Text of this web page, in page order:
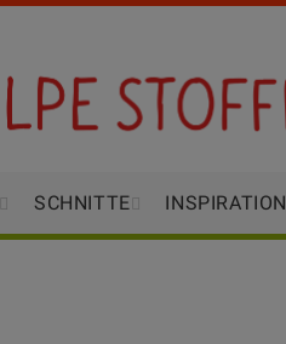
SCHNITTE INSPIRATION